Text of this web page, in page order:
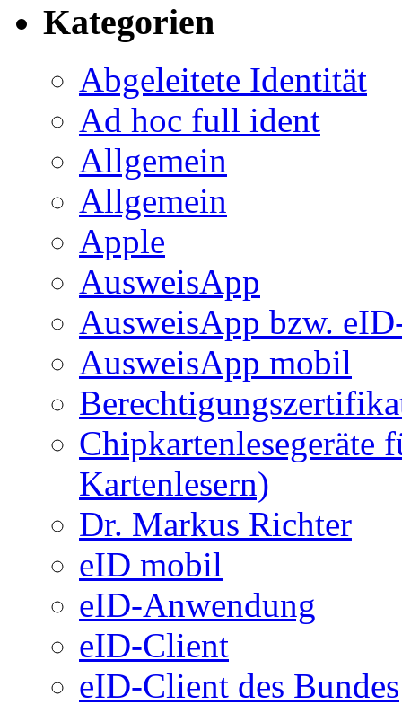
Kategorien
Abgeleitete Identität
Ad hoc full ident
Allgemein
Allgemein
Apple
AusweisApp
AusweisApp bzw.
AusweisApp mobil
Chipkartenlesegeräte
Kartenlesern)
Dr. Markus Richter
eID mobil
eID-Anwendung
eID-Client
eID-Client des Bundes